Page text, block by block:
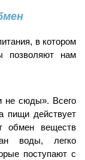
в котором
позволяют нам
не сюды». Всего
пищи действует
обмен веществ
воды, легко
поступают с